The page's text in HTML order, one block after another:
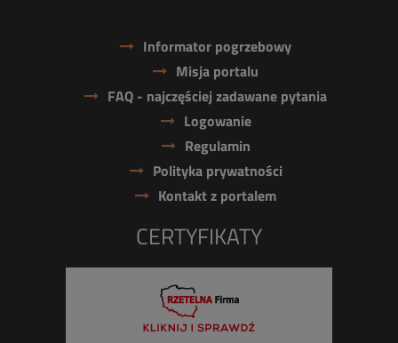
Informator pogrzebowy
Misja portalu
FAQ - najczęściej zadawane pytania
Logowanie
Regulamin
Polityka prywatności
Kontakt z portalem
CERTYFIKATY